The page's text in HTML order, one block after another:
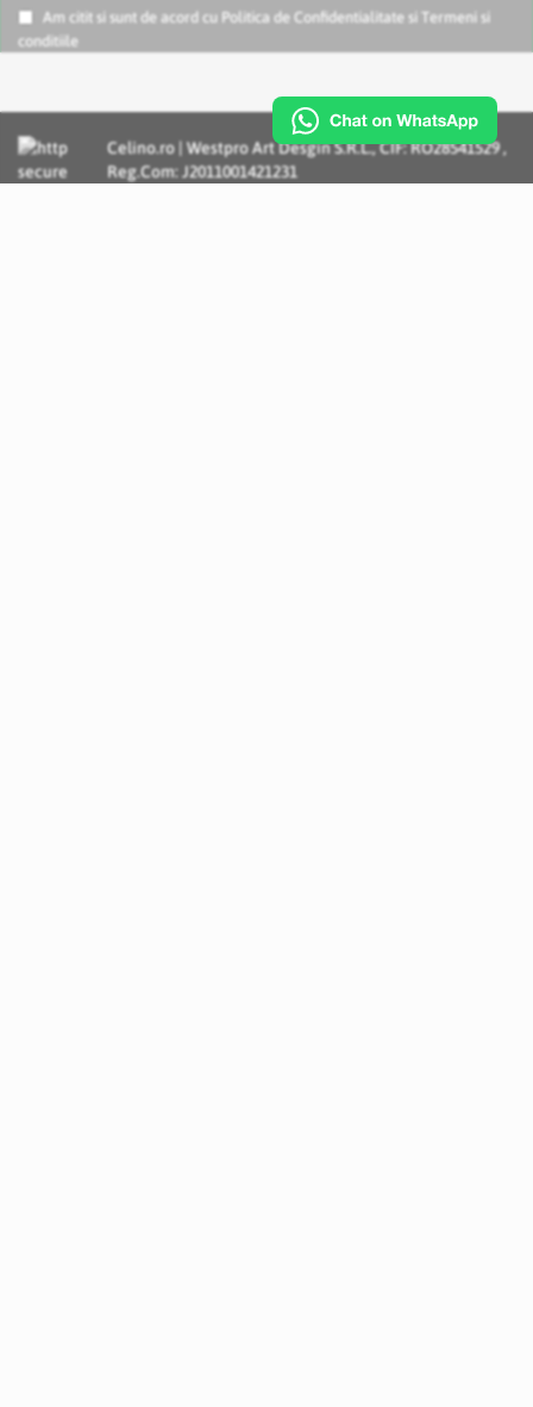
Am citit si sunt de acord cu Politica de Confidentialitate si
Termeni si
conditiile
Celino.ro | Westpro Art Desgin S.R.L., CIF: RO28541529 ,
Reg.Com: J2011001421231